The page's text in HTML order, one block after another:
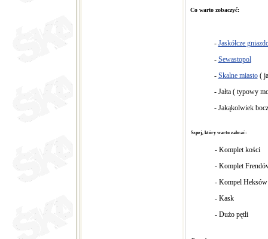
Co warto zobaczyć:
- Jaskółcze
- Sewastopol
- Skalne miasto(
- Jałta ( typowy
- Jakąkolwiek
Szpej, który warto zabrać:
- Komplet kości
- Komplet
- Kompel Heksów
- Kask
- Dużo pętli